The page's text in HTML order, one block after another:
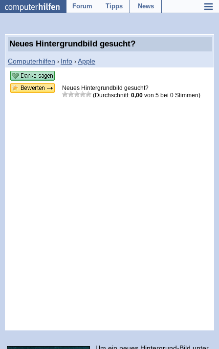
Forum Tipps News
Neues Hintergrundbild gesucht?
Computerhilfen › Info › Apple
Neues Hintergrundbild gesucht?
(Durchschnitt: 0,00 von 5 bei 0 Stimmen)